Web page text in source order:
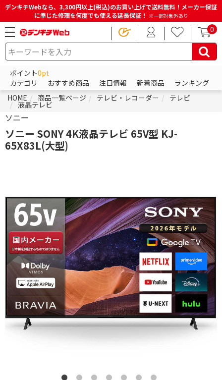
デンキチWebなら、3,300円以上(税込)のお買い上げで送料無料！メーカー保証
に準じた修理を何度でも使える延長保証！ ※一部対象外あり
0
ポイント0pt
カテゴリ
おすすめ商品 注目情報 新着商品
ランキング
HOME
商品一覧ページ テレビ・レコーダー テレビ
液晶テレビ
ソニー
ソニー SONY 4K液晶テレビ 65V型 KJ-
65X83L(大型)